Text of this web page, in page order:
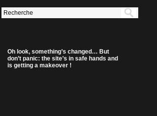
Oh look, something’s changed… But
don’t panic: the site’s in safe hands and
is getting a makeover !